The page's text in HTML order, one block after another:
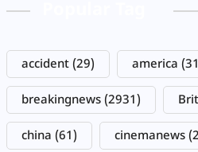
accident (29) america
breakingnews (2931)
china (61) cinemanews